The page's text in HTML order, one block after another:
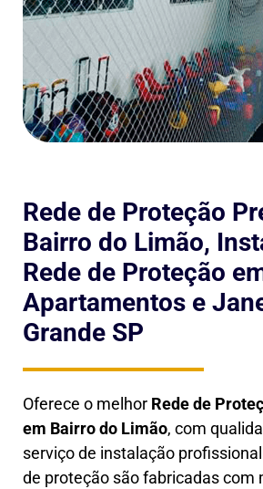
Rede de Proteção
Bairro do Limão,
Rede de Proteção
Apartamentos e
Grande SP
Oferece o melhor Rede de
em Bairro do Limão, com
serviço de instalação
de proteção são fabricadas com